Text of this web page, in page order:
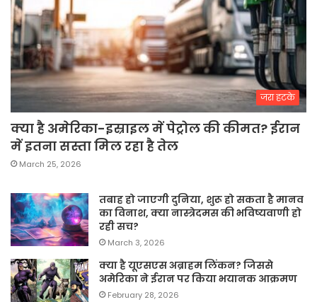
जरा हटके
क्या है अमेरिका-इस्राइल में पेट्रोल की कीमत? ईरान
में इतना सस्ता मिल रहा है तेल
March 25, 2026
तबाह हो जाएगी दुनिया, शुरू हो सकता है मानव
का विनाश, क्या नास्त्रेदमस की भविष्यवाणी हो
रही सच?
March 3, 2026
क्या है यूएसएस अब्राहम लिंकन? जिससे
अमेरिका ने ईरान पर किया भयानक आक्रमण
February 28, 2026